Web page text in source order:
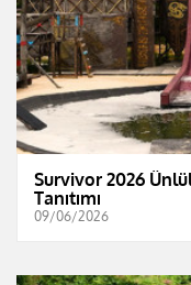
Survivor 2026
Tanıtımı
09/06/2026